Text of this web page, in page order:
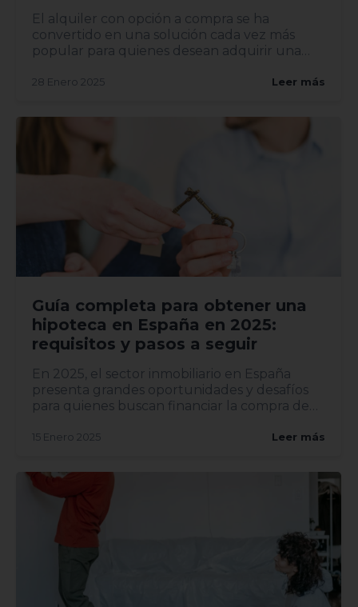
El alquiler con opción a compra se ha
convertido en una solución cada vez más
popular para quienes desean adquirir una
28 Enero 2025 Leer más
Guía completa para obtener una
hipoteca en España en 2025:
requisitos y pasos a seguir
En 2025, el sector inmobiliario en España
presenta grandes oportunidades y desafíos
para quienes buscan financiar la compra de
15 Enero 2025 Leer más